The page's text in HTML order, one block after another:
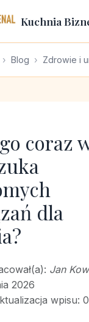
Kuchnia
Blog Zdrowie i
coraz
dla
Jan
2026
wpisu: